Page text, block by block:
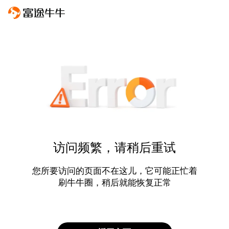
访问频繁，请稍后重试
您所要访问的页面不在这儿，它可能正忙着
刷牛牛圈，稍后就能恢复正常